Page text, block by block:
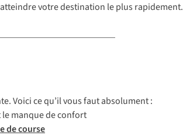
votre destination le plus rapidement.
Voici ce qu’il vous faut absolument :
manque de confort
de course